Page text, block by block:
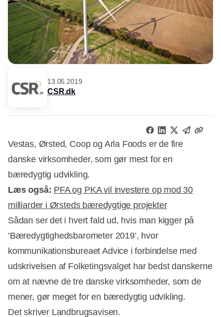
13.05.2019
CSR.dk
Vestas, Ørsted, Coop og Arla Foods er de fire
danske virksomheder, som gør mest for en
bæredygtig udvikling.
Læs også: PFA og PKA vil investere op mod 30
milliarder i Ørsteds bæredygtige projekter
Annonce
Sådan ser det i hvert fald ud, hvis man kigger på
’Bæredygtighedsbarometer 2019’, hvor
kommunikationsbureaet Advice i forbindelse med
udskrivelsen af Folketingsvalget har bedst danskerne
om at nævne de tre danske virksomheder, som de
mener, gør meget for en bæredygtig udvikling.
Det skriver Landbrugsavisen.